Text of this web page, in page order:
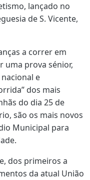
lançado no
de S. Vicente,
a correr em
uma prova sénior,
e
dos mais
do dia 25 de
são os mais novos
Municipal para
dos primeiros a
da atual União